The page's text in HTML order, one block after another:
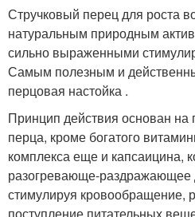
Стручковый перец для роста
натуральным природным
сильно выраженными
Самым полезным и
перцовая настойка .
Принцип действия основан на
перца, кроме богатого
комплекса еще и капсаицина,
разогревающе-раздражающее
стимулируя кровообращение,
поступление питательных